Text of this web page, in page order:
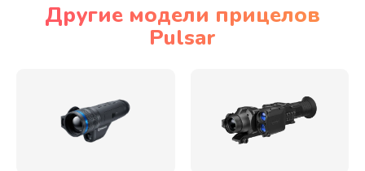
Другие модели прицелов
Pulsar